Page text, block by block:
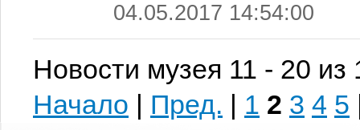
04.05.2017 14:54:00
Новости музея 11 - 20 из
Начало | Пред. | 1 2 3 4 5